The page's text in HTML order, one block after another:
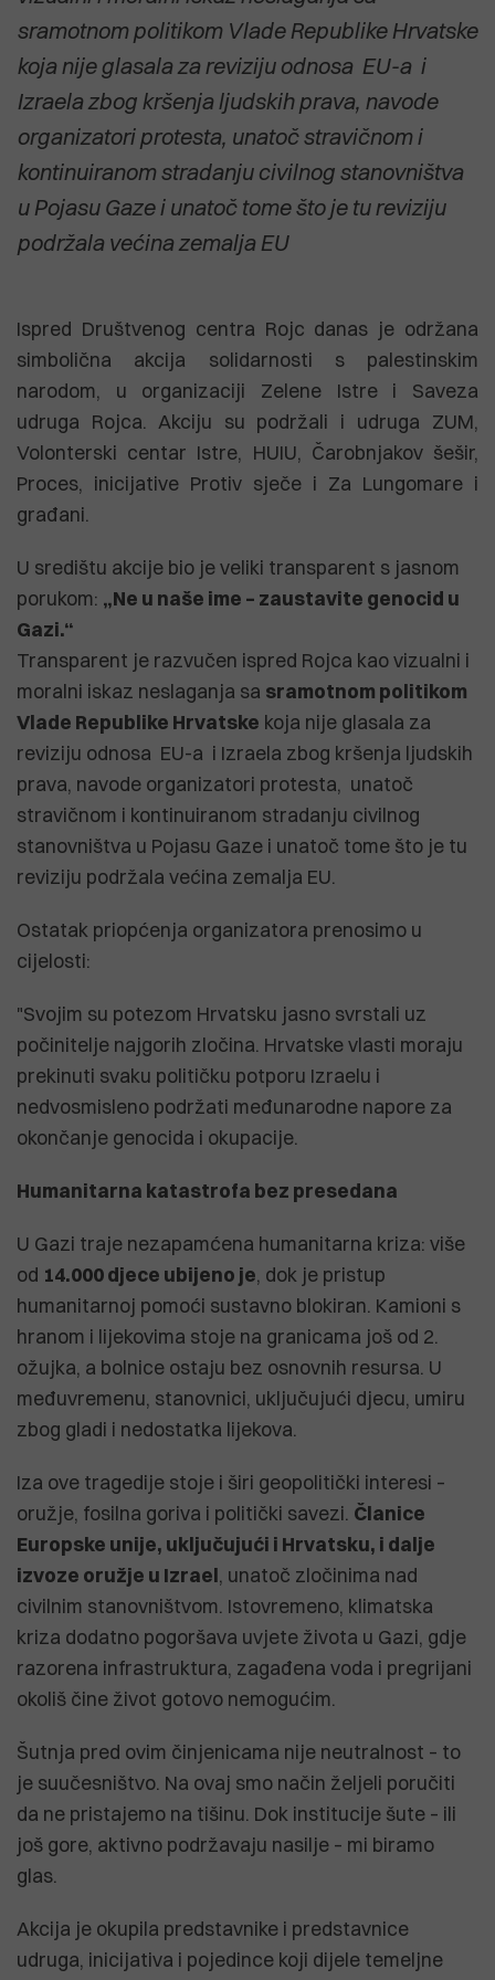
sramotnom politikom Vlade Republike Hrvatske
koja nije glasala za reviziju odnosa EU-a i
Izraela zbog kršenja ljudskih prava, navode
organizatori protesta, unatoč stravičnom i
kontinuiranom stradanju civilnog stanovništva
u Pojasu Gaze i unatoč tome što je tu reviziju
podržala većina zemalja EU
Ispred Društvenog centra Rojc danas je održana
simbolična akcija solidarnosti s palestinskim
narodom, u organizaciji Zelene Istre i Saveza
udruga Rojca. Akciju su podržali i udruga ZUM,
Volonterski centar Istre, HUIU, Čarobnjakov šešir,
Proces, inicijative Protiv sječe i Za Lungomare i
građani.
U središtu akcije bio je veliki transparent s jasnom
porukom: „Ne u naše ime – zaustavite genocid u
Gazi.“
Transparent je razvučen ispred Rojca kao vizualni i
moralni iskaz neslaganja sa sramotnom politikom
Vlade Republike Hrvatske koja nije glasala za
reviziju odnosa EU-a i Izraela zbog kršenja ljudskih
prava, navode organizatori protesta, unatoč
stravičnom i kontinuiranom stradanju civilnog
stanovništva u Pojasu Gaze i unatoč tome što je tu
reviziju podržala većina zemalja EU.
Ostatak priopćenja organizatora prenosimo u
cijelosti:
"Svojim su potezom Hrvatsku jasno svrstali uz
počinitelje najgorih zločina. Hrvatske vlasti moraju
prekinuti svaku političku potporu Izraelu i
nedvosmisleno podržati međunarodne napore za
okončanje genocida i okupacije.
Humanitarna katastrofa bez presedana
U Gazi traje nezapamćena humanitarna kriza: više
od 14.000 djece ubijeno je, dok je pristup
humanitarnoj pomoći sustavno blokiran. Kamioni s
hranom i lijekovima stoje na granicama još od 2.
ožujka, a bolnice ostaju bez osnovnih resursa. U
međuvremenu, stanovnici, uključujući djecu, umiru
zbog gladi i nedostatka lijekova.
Iza ove tragedije stoje i širi geopolitički interesi –
oružje, fosilna goriva i politički savezi. Članice
Europske unije, uključujući i Hrvatsku, i dalje
izvoze oružje u Izrael, unatoč zločinima nad
civilnim stanovništvom. Istovremeno, klimatska
kriza dodatno pogoršava uvjete života u Gazi, gdje
razorena infrastruktura, zagađena voda i pregrijani
okoliš čine život gotovo nemogućim.
Šutnja pred ovim činjenicama nije neutralnost – to
je suučesništvo. Na ovaj smo način željeli poručiti
da ne pristajemo na tišinu. Dok institucije šute – ili
još gore, aktivno podržavaju nasilje – mi biramo
glas.
Akcija je okupila predstavnike i predstavnice
udruga, inicijativa i pojedince koji dijele temeljne